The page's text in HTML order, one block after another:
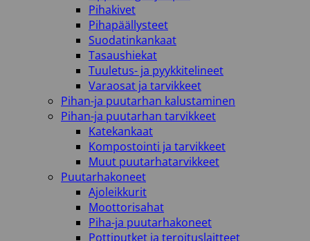
Pihakivet
Pihapäällysteet
Suodatinkankaat
Tasaushiekat
Tuuletus- ja pyykkitelineet
Varaosat ja tarvikkeet
Pihan-ja puutarhan kalustaminen
Pihan-ja puutarhan tarvikkeet
Katekankaat
Kompostointi ja tarvikkeet
Muut puutarhatarvikkeet
Puutarhakoneet
Ajoleikkurit
Moottorisahat
Piha-ja puutarhakoneet
Pottiputket ja teroituslaitteet